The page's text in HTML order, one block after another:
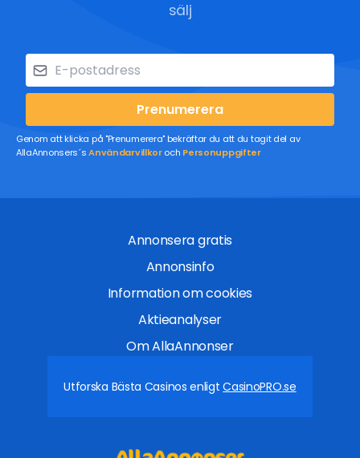
sälj
Prenumerera
Genom att klicka på "Prenumerera" bekräftar du att du tagit del av
AllaAnnonsers´sAnvändarvillkoroch Personuppgifter
Annonsera gratis
Annonsinfo
Information om cookies
Aktieanalyser
Om AllaAnnonser
Utforska Bästa Casinos enligtCasinoPRO.se